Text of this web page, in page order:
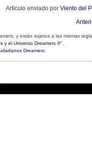
Artículo enviado por Viento del
y están sujetos a las mismas
y el Universo Dreamers ®".
Dreamers